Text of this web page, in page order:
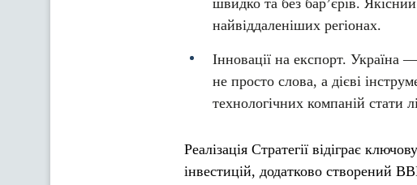
швидко та без бар’єрів.
найвіддаленіших регіонах.
Інновації на експорт.
не просто слова, а дієві
технологічних компаній стати
Реалізація Стратегії відіграє
інвестицій, додатково створений